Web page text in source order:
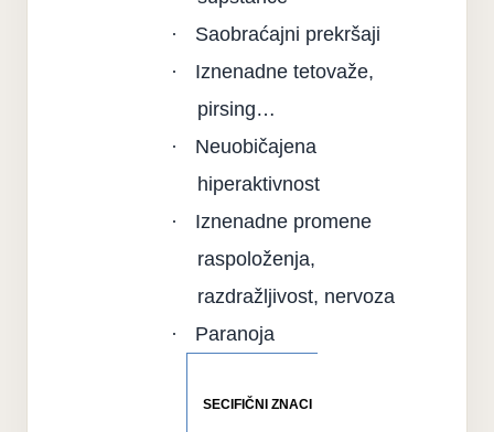
·
Saobraćajni prekršaji
·
Iznenadne tetovaže,
pirsing…
·
Neuobičajena
hiperaktivnost
·
Iznenadne promene
raspoloženja,
razdražljivost, nervoza
·
Paranoja
SECIFIČNI ZNACI